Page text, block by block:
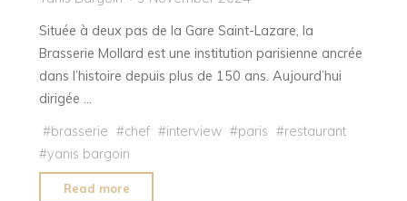
Située à deux pas de la Gare Saint-Lazare, la
Brasserie Mollard est une institution parisienne ancrée
dans l’histoire depuis plus de 150 ans. Aujourd’hui
dirigée …
#brasserie #chef #interview #paris #restaurant
#yanis bargoin
Read more